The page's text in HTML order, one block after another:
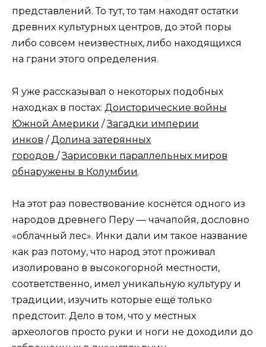
представлений. То тут, то там находят остатки
древних культурных центров, до этой поры
либо совсем неизвестных, либо находящихся
на грани этого определения.
Я уже рассказывал о некоторых подобных
находках в постах: Доисторические войны
Южной Америки /Загадки империи
инков / Долина затерянных
городов /Зарисовки параллельных миров
обнаружены в Колумбии.
На этот раз повествование коснётся одного из
народов древнего Перу — чачапойя, дословно
«облачный лес». Инки дали им такое название
как раз потому, что народ этот проживал
изолировано в высокогорной местности,
соответственно, имел уникальную культуру и
традиции, изучить которые ещё только
предстоит. Дело в том, что у местных
археологов просто руки и ноги не доходили до